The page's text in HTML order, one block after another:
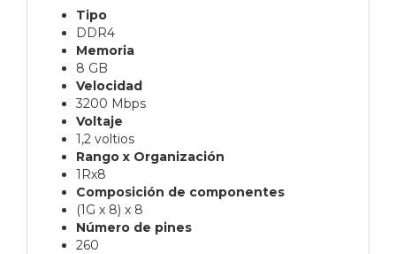
Tipo
DDR4
Memoria
8 GB
Velocidad
3200 Mbps
Voltaje
1,2 voltios
Rango x Organización
1Rx8
Composición de componentes
(1G x 8) x 8
Número de pines
260